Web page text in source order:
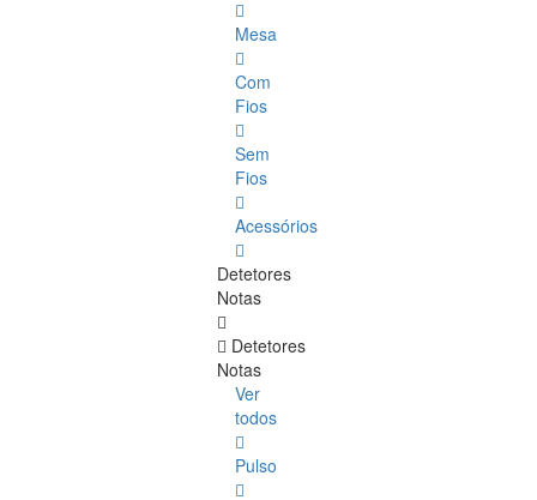
Mesa
Com
Fios
Sem
Fios
Acessórios
Detetores
Notas
Detetores
Notas
Ver
todos
Pulso